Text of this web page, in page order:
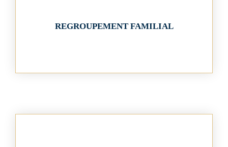
REGROUPEMENT FAMILIAL